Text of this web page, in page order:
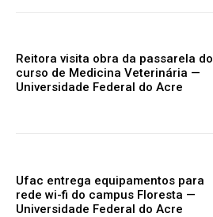
Reitora visita obra da passarela do
curso de Medicina Veterinária —
Universidade Federal do Acre
Ufac entrega equipamentos para
rede wi-fi do campus Floresta —
Universidade Federal do Acre